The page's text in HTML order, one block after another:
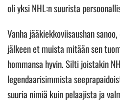
oli yksi NHL:n suurista
Vanha jääkiekkoviisaushan
jälkeen et muista mitään sen
hommansa hyvin. Silti joistakin
legendaarisimmista
suuria nimiä kuin pelaajista ja